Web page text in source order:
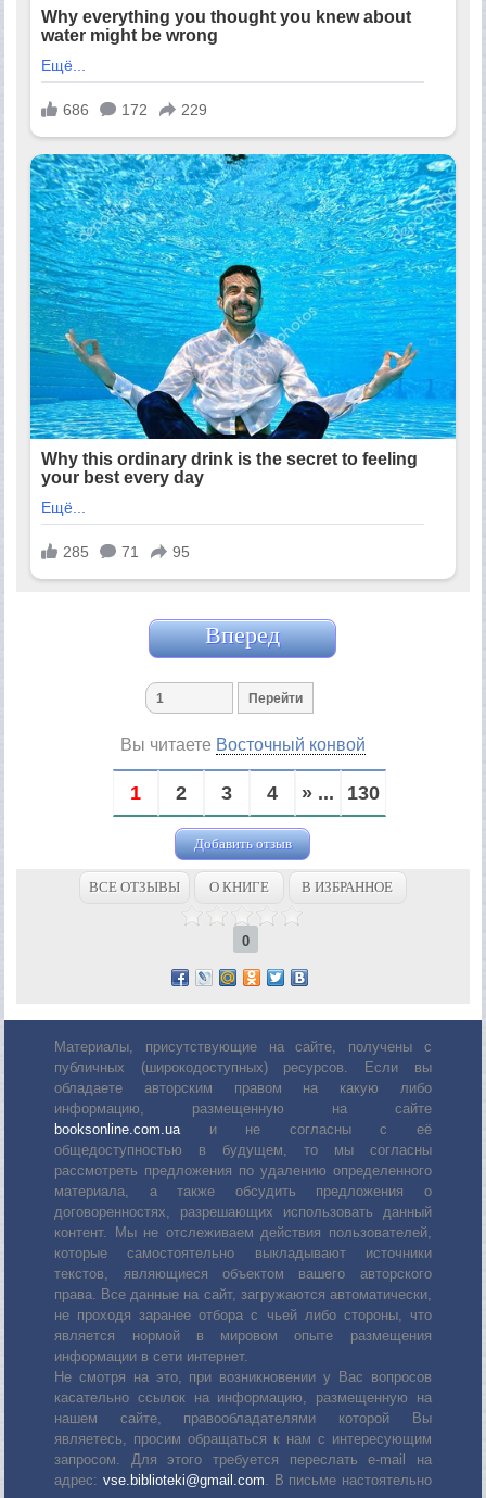
Вперед
Вы читаете Восточный конвой
1 2 3 4 » ... 130
Добавить отзыв
ВСЕ ОТЗЫВЫ О КНИГЕ В ИЗБРАННОЕ
0
Материалы, присутствующие на сайте, получены с
публичных (широкодоступных) ресурсов. Если вы
обладаете авторским правом на какую либо
информацию, размещенную на сайте
booksonline.com.uaи не согласны с её
общедоступностью в будущем, то мы согласны
рассмотреть предложения по удалению определенного
материала, а также обсудить предложения о
договоренностях, разрешающих использовать данный
контент. Мы не отслеживаем действия пользователей,
которые самостоятельно выкладывают источники
текстов, являющиеся объектом вашего авторского
права. Все данные на сайт, загружаются автоматически,
не проходя заранее отбора с чьей либо стороны, что
является нормой в мировом опыте размещения
информации в сети интернет.
Не смотря на это, при возникновении у Вас вопросов
касательно ссылок на информацию, размещенную на
нашем сайте, правообладателями которой Вы
являетесь, просим обращаться к нам с интересующим
запросом. Для этого требуется переслать е-mail на
адрес: vse.biblioteki@gmail.com. В письме настоятельно